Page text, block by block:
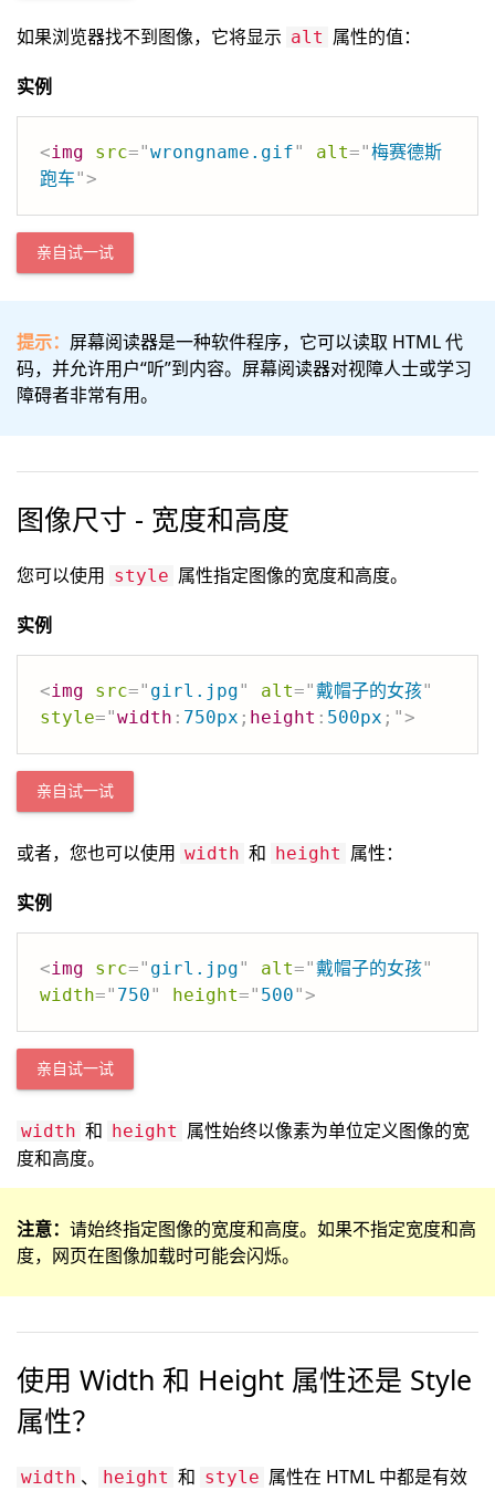
如果浏览器找不到图像，它将显示 alt 属性的值：
实例
<img src="wrongname.gif" alt="梅赛德斯
跑车">
亲自试一试
提示： 屏幕阅读器是一种软件程序，它可以读取 HTML 代
码，并允许用户“听”到内容。屏幕阅读器对视障人士或学习
障碍者非常有用。
图像尺寸 - 宽度和高度
您可以使用 style 属性指定图像的宽度和高度。
实例
<img src=" girl.jpg" alt="戴帽子的女孩"
style="width : 750px ; height : 500px ; ">
亲自试一试
或者，您也可以使用 width 和 height 属性：
实例
<img src=" girl.jpg" alt="戴帽子的女孩"
width=" 750" height=" 500">
亲自试一试
width 和 height 属性始终以像素为单位定义图像的宽
度和高度。
注意： 请始终指定图像的宽度和高度。如果不指定宽度和高
度，网页在图像加载时可能会闪烁。
使用 Width 和 Height 属性还是 Style
属性？
width 、 height 和 style 属性在 HTML 中都是有效